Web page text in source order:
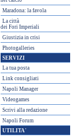
Maradona: la favola
La città
dei Fori Imperiali
Giustizia in crisi
Photogalleries
SERVIZI
La tua posta
Link consigliati
Napoli Manager
Videogames
Scrivi alla redazione
Napoli Forum
UTILITA'